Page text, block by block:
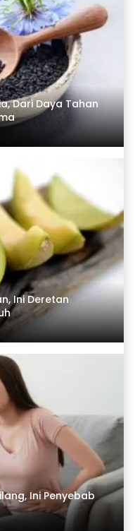
Dari Daya Tahan
Ini Deretan
Ini Penyebab